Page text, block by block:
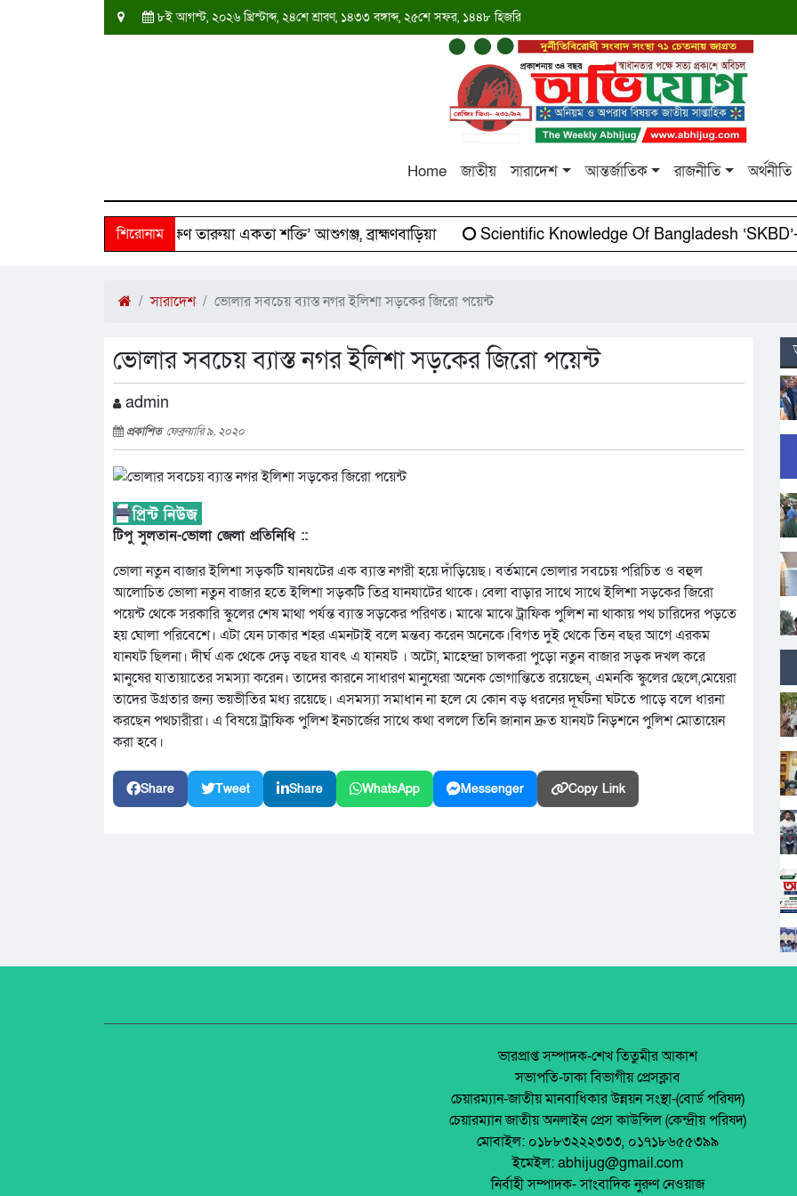
৮ই আগস্ট, ২০২৬ খ্রিস্টাব্দ, ২৪শে শ্রাবণ, ১৪৩৩ বঙ্গাব্দ, ২৫শে সফর, ১৪৪৮ হিজরি
Home জাতীয় সারাদেশ আন্তর্জাতিক রাজনীতি অর্থনীতি
শিরোনাম
২৫০ পরিবারের পাশে ‘দক্ষিণ তারুয়া একতা শক্তি’ আশুগঞ্জ, ব্রাহ্মণবাড়িয়া Scientific Knowledge Of Bangladesh ‘SKBD’-
সারাদেশ ভোলার সবচেয় ব্যাস্ত নগর ইলিশা সড়কের জিরো পয়েন্ট
ভোলার সবচেয় ব্যাস্ত নগর ইলিশা সড়কের জিরো পয়েন্ট
admin
প্রকাশিত ফেব্রুয়ারি ৯, ২০২০
টিপু সুলতান-ভোলা জেলা প্রতিনিধি ::
ভোলা নতুন বাজার ইলিশা সড়কটি যানযটের এক ব্যাস্ত নগরী হয়ে দাঁড়িয়েছ। বর্তমানে ভোলার সবচেয় পরিচিত ও বহুল
আলোচিত ভোলা নতুন বাজার হতে ইলিশা সড়কটি তিব্র যানযাটের থাকে। বেলা বাড়ার সাথে সাথে ইলিশা সড়কের জিরো
পয়েন্ট থেকে সরকারি স্কুলের শেষ মাথা পর্যন্ত ব্যাস্ত সড়কের পরিণত। মাঝে মাঝে ট্রাফিক পুলিশ না থাকায় পথ চারিদের পড়তে
হয় ঘোলা পরিবেশে। এটা যেন ঢাকার শহর এমনটাই বলে মন্তব্য করেন অনেকে।বিগত দুই থেকে তিন বছর আগে এরকম
যানযট ছিলনা। দীর্ঘ এক থেকে দেড় বছর যাবৎ এ যানযট । অটো, মাহেন্দ্রা চালকরা পুড়ো নতুন বাজার সড়ক দখল করে
মানুষের যাতায়াতের সমস্যা করেন। তাদের কারনে সাধারণ মানুষেরা অনেক ভোগান্তিতে রয়েছেন, এমনকি স্কুলের ছেলে,মেয়েরা
তাদের উগ্রতার জন্য ভয়ভীতির মধ্য রয়েছে। এসমস্যা সমাধান না হলে যে কোন বড় ধরনের দূর্ঘটনা ঘটতে পাড়ে বলে ধারনা
করছেন পথচারীরা। এ বিষয়ে ট্রাফিক পুলিশ ইনচার্জের সাথে কথা বললে তিনি জানান দ্রুত যানযট নিড়শনে পুলিশ মোতায়েন
করা হবে।
Share Tweet Share WhatsApp Messenger Copy Link
ভারপ্রাপ্ত সম্পাদক-শেখ তিতুমীর আকাশ
সভাপতি-ঢাকা বিভাগীয় প্রেসক্লাব
চেয়ারম্যান-জাতীয় মানবাধিকার উন্নয়ন সংস্থা-(বোর্ড পরিষদ)
চেয়ারম্যান জাতীয় অনলাইন প্রেস কাউন্সিল (কেন্দ্রীয় পরিষদ)
মোবাইল: ০১৮৮৩২২২৩৩৩, ০১৭১৮৬৫৫৩৯৯
ইমেইল: abhijug@gmail.com
নির্বাহী সম্পাদক- সাংবাদিক নুরুণ নেওয়াজ